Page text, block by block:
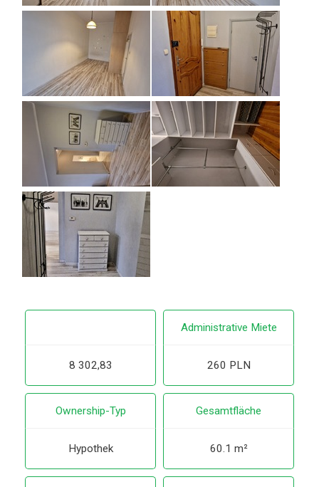
8 302,83
Administrative Miete
260 PLN
Ownership-Typ
Hypothek
Gesamtfläche
60.1 m²